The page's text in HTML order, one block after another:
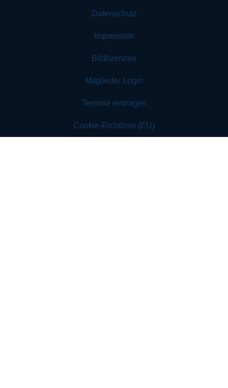
Datenschutz
Impressum
Bildlizenzen
Mitglieder Login
Termine eintragen
Cookie-Richtlinie (EU)